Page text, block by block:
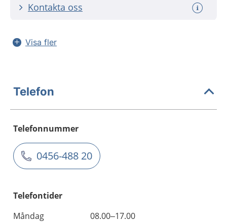
Kontakta oss
Visa fler
Telefon
Telefonnummer
0456-488 20
Telefontider
Måndag
08.00–17.00